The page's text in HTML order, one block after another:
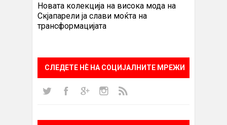
Новата колекција на висока мода на
Скјапарели ја слави моќта на
трансформацијата
СЛЕДЕТЕ НÈ НА СОЦИЈАЛНИТЕ МРЕЖИ